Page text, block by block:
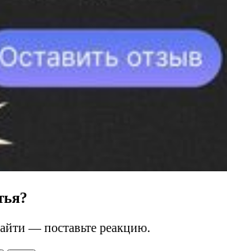
— поставьте реакцию.